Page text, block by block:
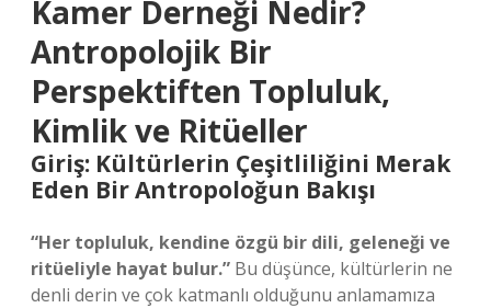
Kamer Derneği Nedir?
Antropolojik Bir
Perspektiften Topluluk,
Kimlik ve Ritüeller
Giriş: Kültürlerin Çeşitliliğini Merak
Eden Bir Antropoloğun Bakışı
“Her topluluk, kendine özgü bir dili, geleneği ve
ritüeliyle hayat bulur.” Bu düşünce, kültürlerin ne
denli derin ve çok katmanlı olduğunu anlamamıza